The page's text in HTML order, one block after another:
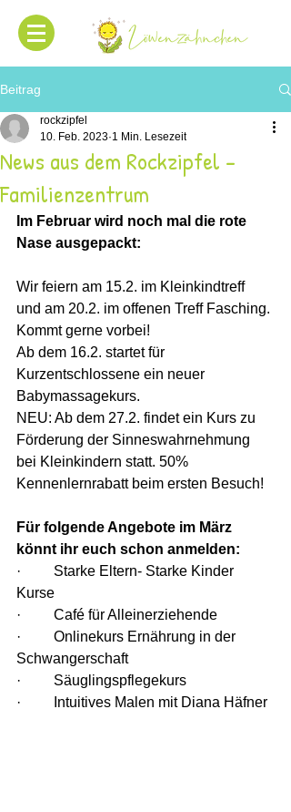
Beitrag
News aus dem Rockzipfel -
Familienzentrum
rockzipfel
10. Feb. 2023 1 Min. Lesezeit
Im Februar wird noch mal die rote
Nase ausgepackt:
Wir feiern am 15.2. im Kleinkindtreff
und am 20.2. im offenen Treff Fasching.
Kommt gerne vorbei!
Ab dem 16.2. startet für
Kurzentschlossene ein neuer
Babymassagekurs.
NEU: Ab dem 27.2. findet ein Kurs zu
Förderung der Sinneswahrnehmung
bei Kleinkindern statt. 50%
Kennenlernrabatt beim ersten Besuch!
Für folgende Angebote im März
könnt ihr euch schon anmelden:
·         Starke Eltern- Starke Kinder
Kurse
·         Café für Alleinerziehende
·         Onlinekurs Ernährung in der
Schwangerschaft
·         Säuglingspflegekurs
·         Intuitives Malen mit Diana Häfner